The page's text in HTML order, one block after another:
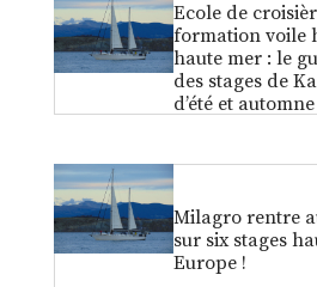
Ecole de
formation voile
haute mer : le
des stages de
d’été et
Milagro rentre
sur six stages
Europe !